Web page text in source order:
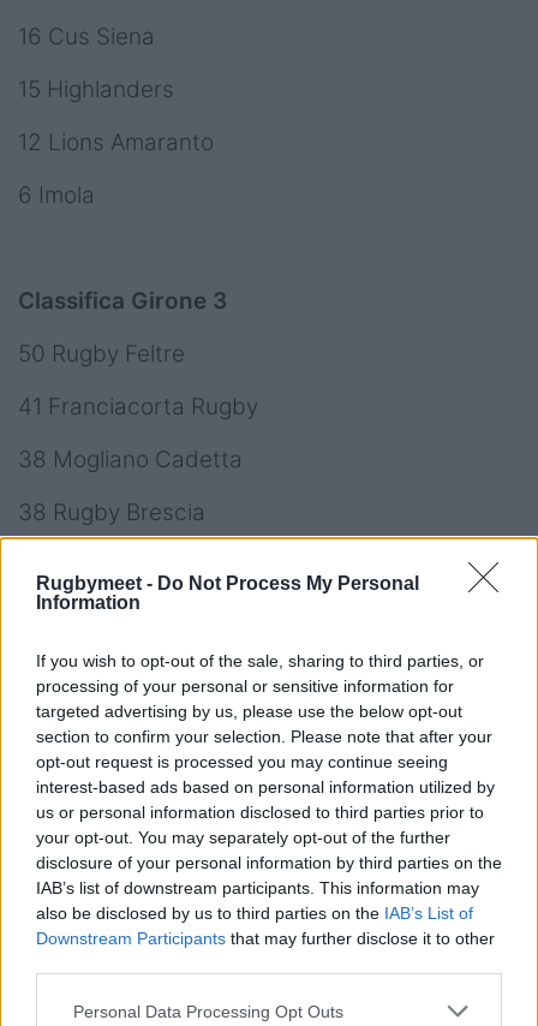
Rugbymeet - Do Not Process My Personal
Information
If you wish to opt-out of the sale, sharing to third parties, or
processing of your personal or sensitive information for
targeted advertising by us, please use the below opt-out
section to confirm your selection. Please note that after your
opt-out request is processed you may continue seeing
interest-based ads based on personal information utilized by
us or personal information disclosed to third parties prior to
your opt-out. You may separately opt-out of the further
disclosure of your personal information by third parties on the
IAB’s list of downstream participants. This information may
also be disclosed by us to third parties on the IAB’s List of
Downstream Participants that may further disclose it to other
Personal Data Processing Opt Outs
16 Cus Siena
15 Highlanders
12 Lions Amaranto
6 Imola
Classifica Girone 3
50 Rugby Feltre
41 Franciacorta Rugby
38 Mogliano Cadetta
38 Rugby Brescia
36 Rugby San Donà
34 Castellana Rugby
14 Union Botticino Rugby
11 Rugby Mirano
10 San Marco Rugby Venezia Mestre
9 Cus Padova Rugby